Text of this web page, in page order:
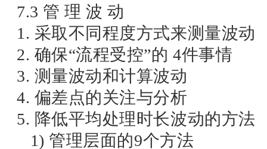
7.3 管 理 波 动
1. 采取不同程度方式来测量波动
2. 确保“流程受控”的 4件事情
3. 测量波动和计算波动
4. 偏差点的关注与分析
5. 降低平均处理时长波动的方法
1) 管理层面的9个方法